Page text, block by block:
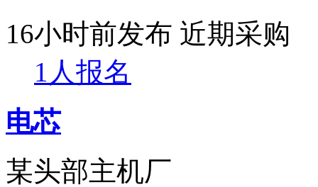
16小时前发布 近期采购
1人报名
电芯
某头部主机厂